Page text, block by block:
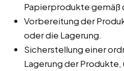
Papierprodukte gemäß
Vorbereitung der
oder die Lagerung.
Sicherstellung einer
Lagerung der